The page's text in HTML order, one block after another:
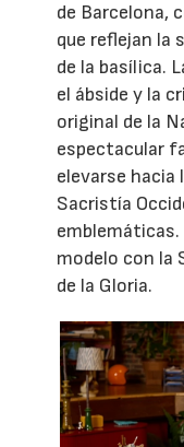
de Barcelona,
que reflejan la
de la basílica.
el ábside y la
original de la
espectacular
elevarse hacia
Sacristía
modelo con la
de la Gloria.